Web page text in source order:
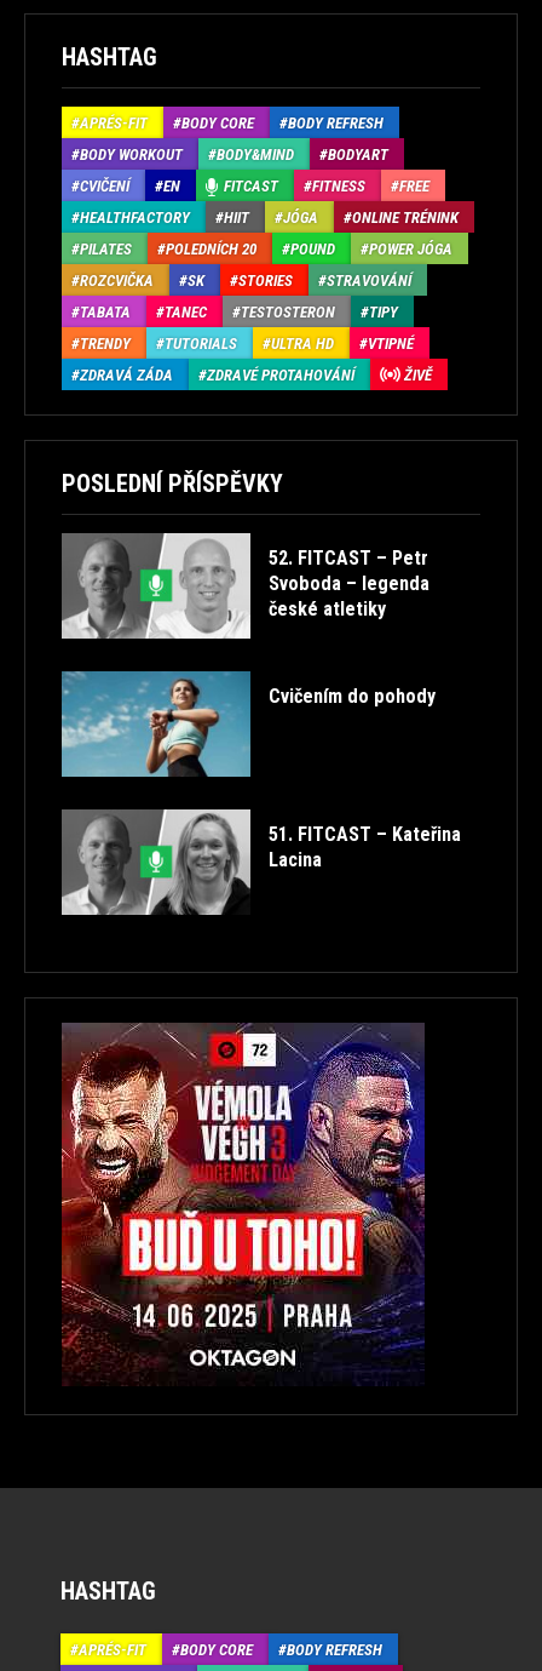
HASHTAG
APRÉS-FIT BODY CORE
BODY REFRESH
BODY WORKOUT
BODY&MIND
BODYART
CVIČENÍ
EN FITCAST FITNESS
FREE
HEALTHFACTORY
HIIT JÓGA
ONLINE TRÉNINK
PILATES
POLEDNÍCH 20 POUND
POWER JÓGA
ROZCVIČKA
SK STORIES
STRAVOVÁNÍ
TABATA
TANEC TESTOSTERON
TIPY
TRENDY
TUTORIALS ULTRA HD
VTIPNÉ
ZDRAVÁ ZÁDA
ZDRAVÉ PROTAHOVÁNÍ ŽIVĚ
POSLEDNÍ PŘÍSPĚVKY
52. FITCAST – Petr
Svoboda – legenda
české atletiky
Cvičením do pohody
51. FITCAST – Kateřina
Lacina
HASHTAG
APRÉS-FIT BODY CORE
BODY REFRESH